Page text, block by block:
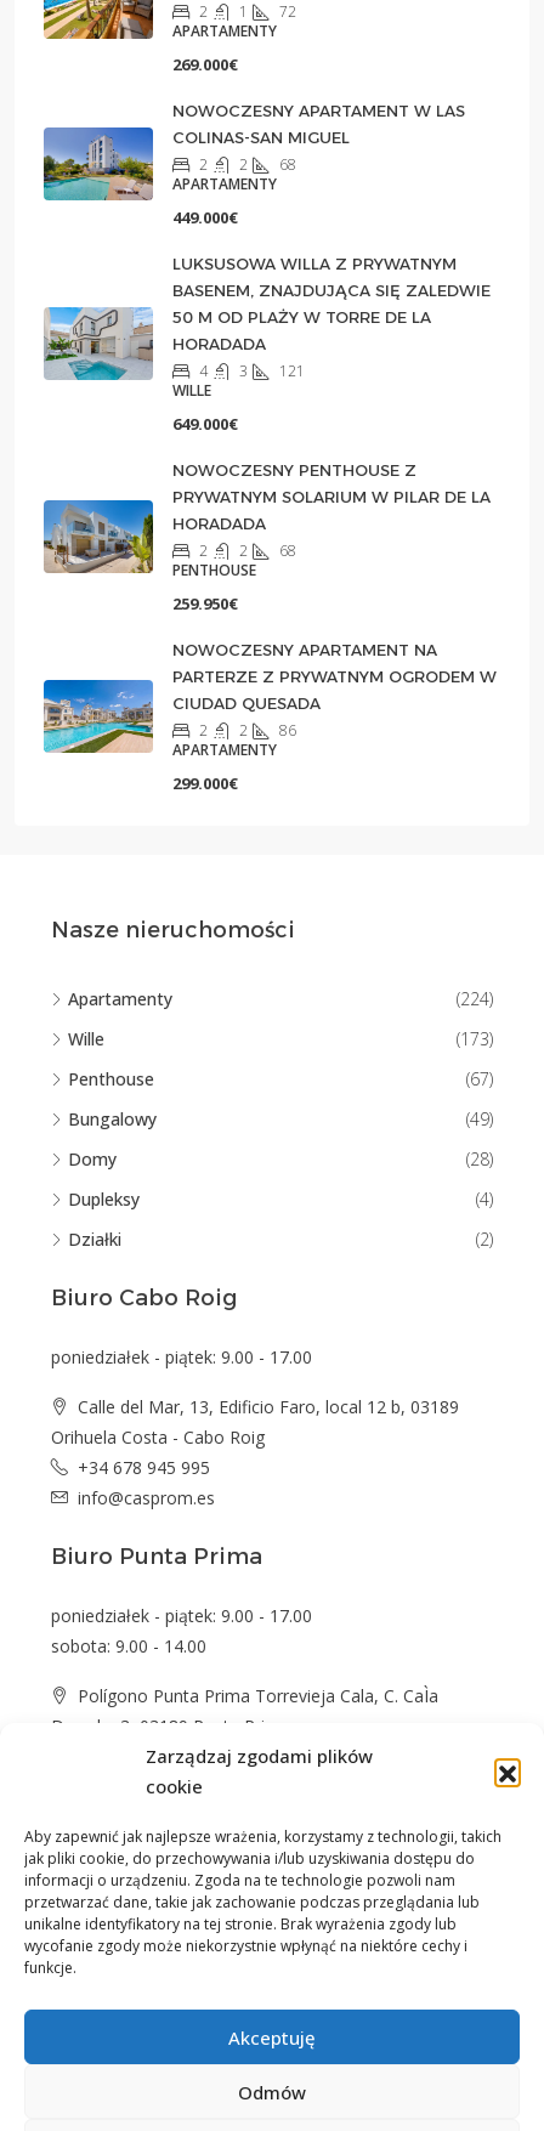
Zarządzaj zgodami plików
cookie
Aby zapewnić jak najlepsze wrażenia, korzystamy z technologii, takich
jak pliki cookie, do przechowywania i/lub uzyskiwania dostępu do
informacji o urządzeniu. Zgoda na te technologie pozwoli nam
przetwarzać dane, takie jak zachowanie podczas przeglądania lub
unikalne identyfikatory na tej stronie. Brak wyrażenia zgody lub
wycofanie zgody może niekorzystnie wpłynąć na niektóre cechy i
funkcje.
Akceptuję
Odmów
2 1
72
APARTAMENTY
269.000€
NOWOCZESNY APARTAMENT W LAS
COLINAS-SAN MIGUEL
2 2
68
APARTAMENTY
449.000€
LUKSUSOWA WILLA Z PRYWATNYM
BASENEM, ZNAJDUJĄCA SIĘ ZALEDWIE
50 M OD PLAŻY W TORRE DE LA
HORADADA
4 3
121
WILLE
649.000€
NOWOCZESNY PENTHOUSE Z
PRYWATNYM SOLARIUM W PILAR DE LA
HORADADA
2 2
68
PENTHOUSE
259.950€
NOWOCZESNY APARTAMENT NA
PARTERZE Z PRYWATNYM OGRODEM W
CIUDAD QUESADA
2 2
86
APARTAMENTY
299.000€
Nasze nieruchomości
Apartamenty
(224)
Wille
(173)
Penthouse
(67)
Bungalowy
(49)
Domy
(28)
Dupleksy
(4)
Działki
(2)
Biuro Cabo Roig
poniedziałek - piątek: 9.00 - 17.00
Calle del Mar, 13, Edificio Faro, local 12 b, 03189
Orihuela Costa - Cabo Roig
+34 678 945 995
info@casprom.es
Biuro Punta Prima
poniedziałek - piątek: 9.00 - 17.00
sobota: 9.00 - 14.00
Polígono Punta Prima Torrevieja Cala, C. CaÌa
Dorada, 3, 03189 Punta Prima
+48 574 622 365
info@casprom.es
Nieruchomości